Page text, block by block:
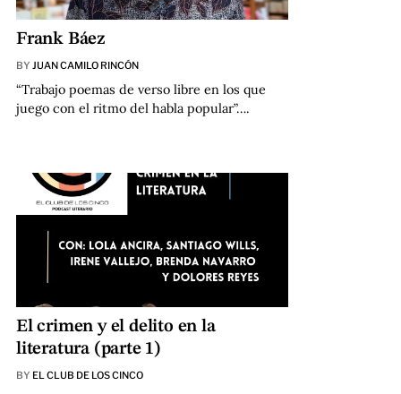
Frank Báez
BY JUAN CAMILO RINCÓN
“Trabajo poemas de verso libre en los que
juego con el ritmo del habla popular”….
El crimen y el delito en la
literatura (parte 1)
BY EL CLUB DE LOS CINCO